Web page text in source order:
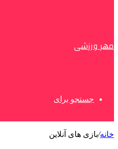
مهر ورزشی
جستجو برای
خانه/بازی های آنلاین